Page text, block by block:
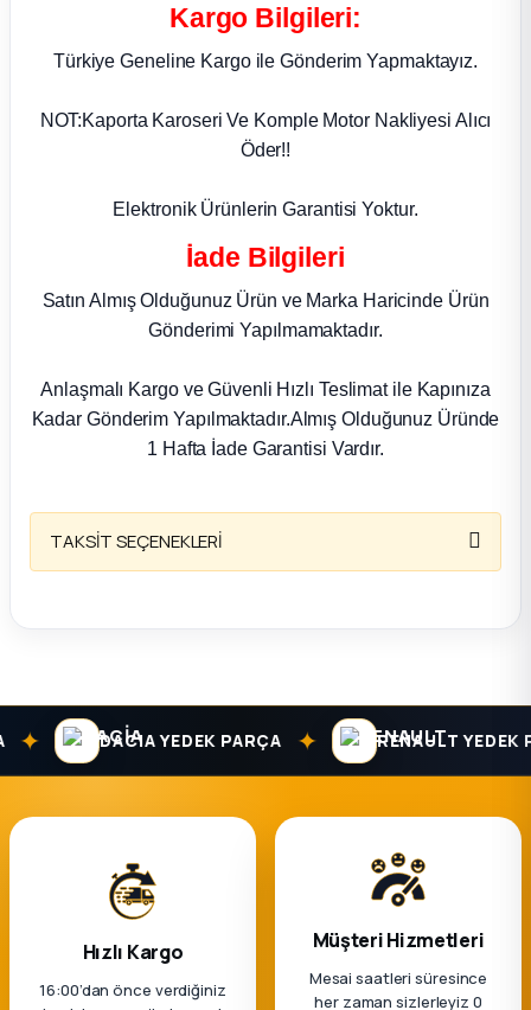
Parça
Kargo Bilgileri:
Türkiye Geneline Kargo ile Gönderim Yapmaktayız.
NOT:Kaporta Karoseri Ve Komple Motor Nakliyesi Alıcı
Öder!!
Elektronik Ürünlerin Garantisi Yoktur.
İade Bilgileri
Satın Almış Olduğunuz Ürün ve Marka Haricinde Ürün
Gönderimi Yapılmamaktadır.
Anlaşmalı Kargo ve Güvenli Hızlı Teslimat ile Kapınıza
Kadar Gönderim Yapılmaktadır.Almış Olduğunuz Üründe
1 Hafta İade Garantisi Vardır.
TAKSİT SEÇENEKLERİ
✦ DACIA YEDEK PARÇA ✦ RENAULT YEDEK
Hızlı Kargo
16:00’dan önce verdiğiniz
Müşteri Hizmetleri
Mesai saatleri süresince
her zaman sizlerleyiz 0